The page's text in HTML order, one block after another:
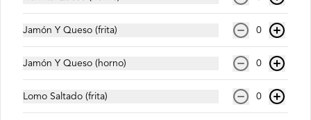
Coca Cola Original 1.5 Lts
$1.800
Jamón Y Queso (frita) 0
Jamón Y Queso (horno) 0
Lomo Saltado (frita) 0